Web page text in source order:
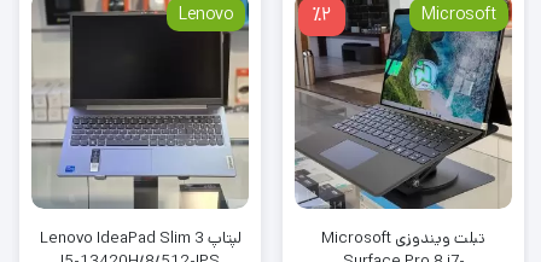
٪2 Microsoft
تبلت ویندوزی Microsoft
Lenovo
لپتاپ Lenovo IdeaPad Slim 3